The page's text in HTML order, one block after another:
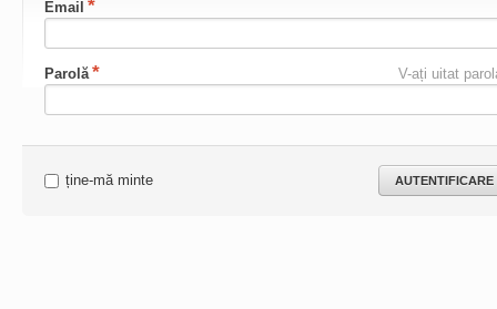
Email
Parolă V-ați uitat
ține-mă minte